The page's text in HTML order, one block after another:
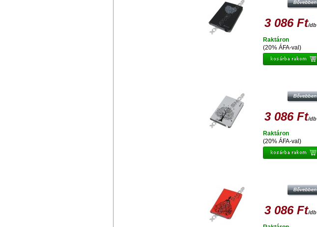
3 086 Ft/db
(20% ÁFA-val)
Raktáron
3 086 Ft/db
(20% ÁFA-val)
Raktáron
3 086 Ft/db